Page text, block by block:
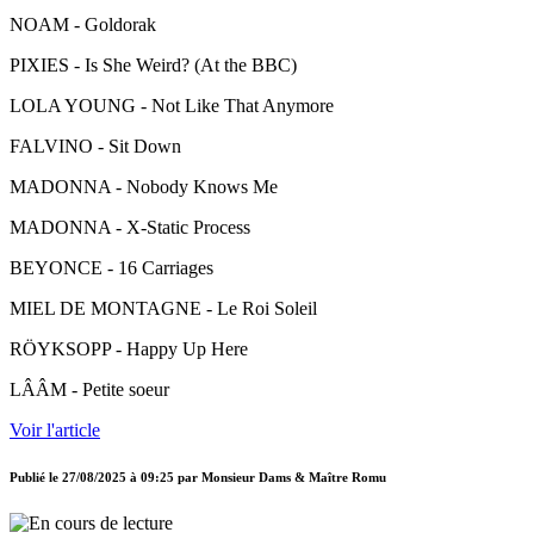
NOAM - Goldorak
PIXIES - Is She Weird? (At the BBC)
LOLA YOUNG - Not Like That Anymore
FALVINO - Sit Down
MADONNA - Nobody Knows Me
MADONNA - X-Static Process
BEYONCE - 16 Carriages
MIEL DE MONTAGNE - Le Roi Soleil
RÖYKSOPP - Happy Up Here
LÂÂM - Petite soeur
Voir l'article
Publié le 27/08/2025 à 09:25 par Monsieur Dams & Maître Romu